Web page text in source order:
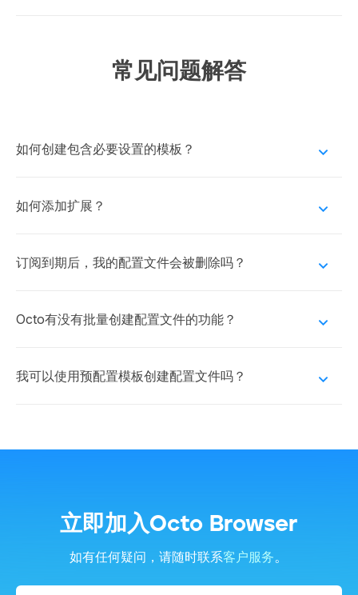
常见问题解答
如何创建包含必要设置的模板？
件名称，并根据需要进行配置。
如何添加扩展？
活必要的配置文件，然后通过 Chrome网络商店添
订阅到期后，我的配置文件会被删除吗？
后，您的配置文件将保存6个月。
Octo有没有批量创建配置文件的功能？
用此功能，请点击“创建配置文件”按钮上的三个
我可以使用预配置模板创建配置文件吗？
图标、起始页面及其他设置等参数，并在创建新配
立即加入Octo Browser
如有任何疑问，请随时联系客户服务。